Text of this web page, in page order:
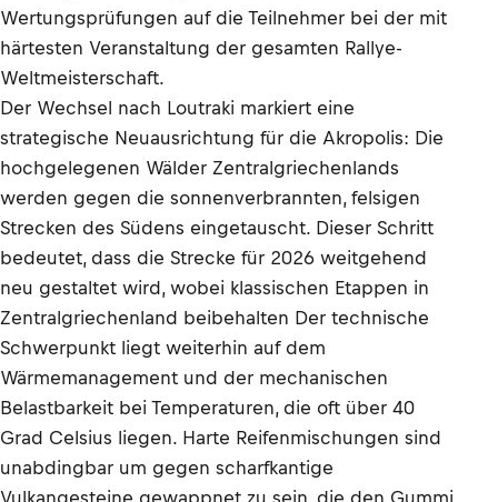
Wertungsprüfungen auf die Teilnehmer bei der mit
härtesten Veranstaltung der gesamten Rallye-
Weltmeisterschaft.
Der Wechsel nach Loutraki markiert eine
strategische Neuausrichtung für die Akropolis: Die
hochgelegenen Wälder Zentralgriechenlands
werden gegen die sonnenverbrannten, felsigen
Strecken des Südens eingetauscht. Dieser Schritt
bedeutet, dass die Strecke für 2026 weitgehend
neu gestaltet wird, wobei klassischen Etappen in
Zentralgriechenland beibehalten Der technische
Schwerpunkt liegt weiterhin auf dem
Wärmemanagement und der mechanischen
Belastbarkeit bei Temperaturen, die oft über 40
Grad Celsius liegen. Harte Reifenmischungen sind
unabdingbar um gegen scharfkantige
Vulkangesteine gewappnet zu sein, die den Gummi